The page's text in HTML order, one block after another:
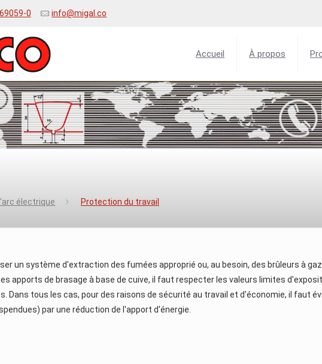
0 info@migal.co
Accueil À propos
électrique Protection du travail
un système d'extraction des fumées approprié ou, au besoin, des brûleurs à
apports de brasage à base de cuive, il faut respecter les valeurs limites
tous les cas, pour des raisons de sécurité au travail et d'économie, il faut
par une réduction de l'apport d'énergie.